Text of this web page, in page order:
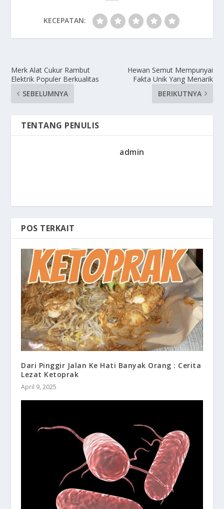
KECEPATAN:
Merk Alat Cukur Rambut
Elektrik Populer Berkualitas
SEBELUMNYA
Hewan Semut Mempunyai
Fakta Unik Yang Menarik
BERIKUTNYA
TENTANG PENULIS
admin
POS TERKAIT
Dari Pinggir Jalan Ke Hati Banyak Orang : Cerita
Lezat Ketoprak
April 9, 2025